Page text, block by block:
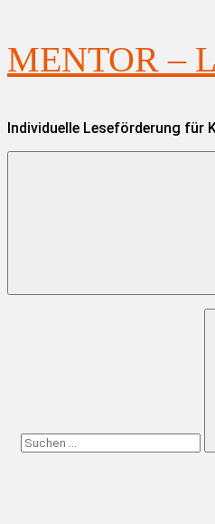
Zum
Inhalt
springen
MENTOR –
Individuelle Leseförderung für